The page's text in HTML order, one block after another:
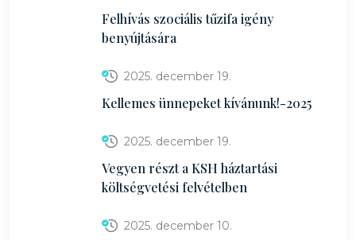
Felhívás szociális tűzifa igény
benyújtására
2025. december 19.
Kellemes ünnepeket kívánunk!-2025
2025. december 19.
Vegyen részt a KSH háztartási
költségvetési felvételben
2025. december 10.